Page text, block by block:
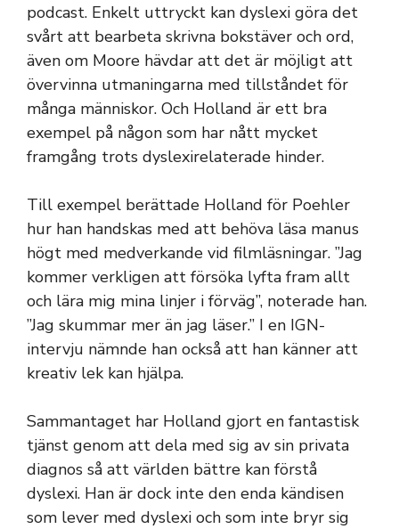
podcast. Enkelt uttryckt kan dyslexi göra det
svårt att bearbeta skrivna bokstäver och ord,
även om Moore hävdar att det är möjligt att
övervinna utmaningarna med tillståndet för
många människor. Och Holland är ett bra
exempel på någon som har nått mycket
framgång trots dyslexirelaterade hinder.
Till exempel berättade Holland för Poehler
hur han handskas med att behöva läsa manus
högt med medverkande vid filmläsningar. ”Jag
kommer verkligen att försöka lyfta fram allt
och lära mig mina linjer i förväg”, noterade han.
”Jag skummar mer än jag läser.” I en IGN-
intervju nämnde han också att han känner att
kreativ lek kan hjälpa.
Sammantaget har Holland gjort en fantastisk
tjänst genom att dela med sig av sin privata
diagnos så att världen bättre kan förstå
dyslexi. Han är dock inte den enda kändisen
som lever med dyslexi och som inte bryr sig